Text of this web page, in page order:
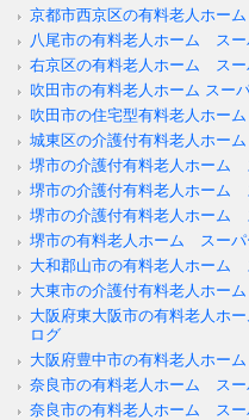
京都市西京区の有料老人ホー
八尾市の有料老人ホーム ス
右京区の有料老人ホーム スー
吹田市の有料老人ホーム スー
吹田市の住宅型有料老人ホー
城東区の介護付有料老人ホー
堺市の介護付有料老人ホーム
堺市の介護付有料老人ホーム
堺市の介護付有料老人ホーム
堺市の有料老人ホーム スーパ
大和郡山市の有料老人ホーム
大東市の介護付有料老人ホー
大阪府東大阪市の有料老人ホ
ログ
大阪府豊中市の有料老人ホー
奈良市の有料老人ホーム スー
奈良市の有料老人ホーム スー